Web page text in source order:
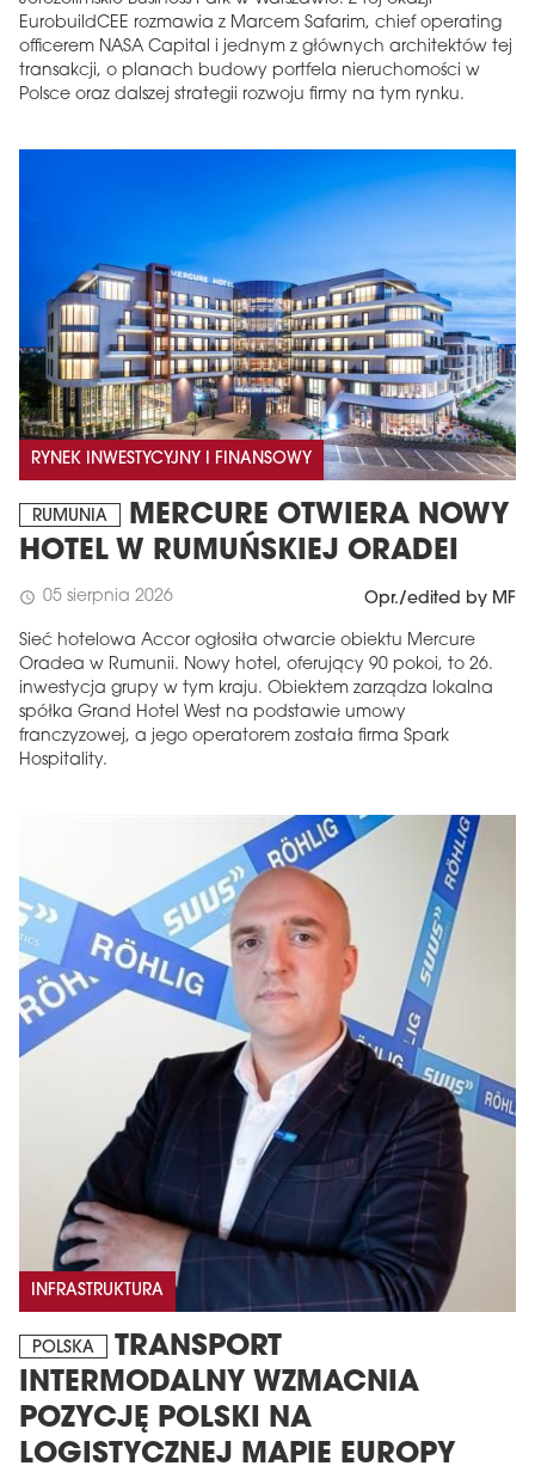
EurobuildCEE rozmawia z Marcem Safarim, chief operating
officerem NASA Capital i jednym z głównych architektów tej
transakcji, o planach budowy portfela nieruchomości w
Polsce oraz dalszej strategii rozwoju firmy na tym rynku.
RYNEK INWESTYCYJNY I FINANSOWY
RUMUNIA
MERCURE OTWIERA NOWY
HOTEL W RUMUŃSKIEJ ORADEI
schedule 05 sierpnia 2026 Opr./edited by MF
Sieć hotelowa Accor ogłosiła otwarcie obiektu Mercure
Oradea w Rumunii. Nowy hotel, oferujący 90 pokoi, to 26.
inwestycja grupy w tym kraju. Obiektem zarządza lokalna
spółka Grand Hotel West na podstawie umowy
franczyzowej, a jego operatorem została firma Spark
Hospitality.
INFRASTRUKTURA
POLSKA
TRANSPORT
INTERMODALNY WZMACNIA
POZYCJĘ POLSKI NA
LOGISTYCZNEJ MAPIE EUROPY